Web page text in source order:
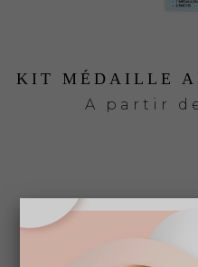
KIT MÉDAILLE
A partir